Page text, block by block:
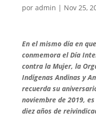
por admin | Nov 25,
En el mismo día en
conmemora el Día
contra la Mujer, la
Indígenas Andinas y
recuerda su
noviembre de 2019,
diez años de